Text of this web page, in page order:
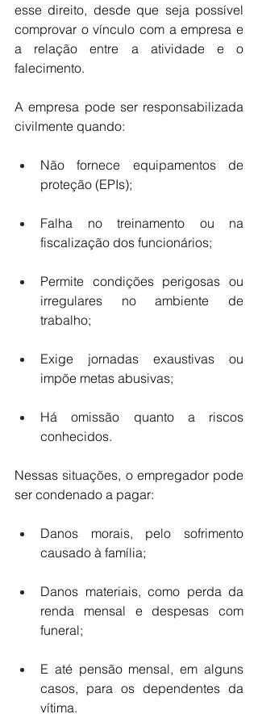
esse direito, desde que seja possível
comprovar o vínculo com a empresa e
a relação entre a atividade e o
falecimento.
A empresa pode ser responsabilizada
civilmente quando:
Não fornece equipamentos de
proteção (EPIs);
Falha no treinamento ou na
fiscalização dos funcionários;
Permite condições perigosas ou
irregulares no ambiente de
trabalho;
Exige jornadas exaustivas ou
impõe metas abusivas;
Há omissão quanto a riscos
conhecidos.
Nessas situações, o empregador pode
ser condenado a pagar:
Danos morais, pelo sofrimento
causado à família;
Danos materiais, como perda da
renda mensal e despesas com
funeral;
E até pensão mensal, em alguns
casos, para os dependentes da
vítima.